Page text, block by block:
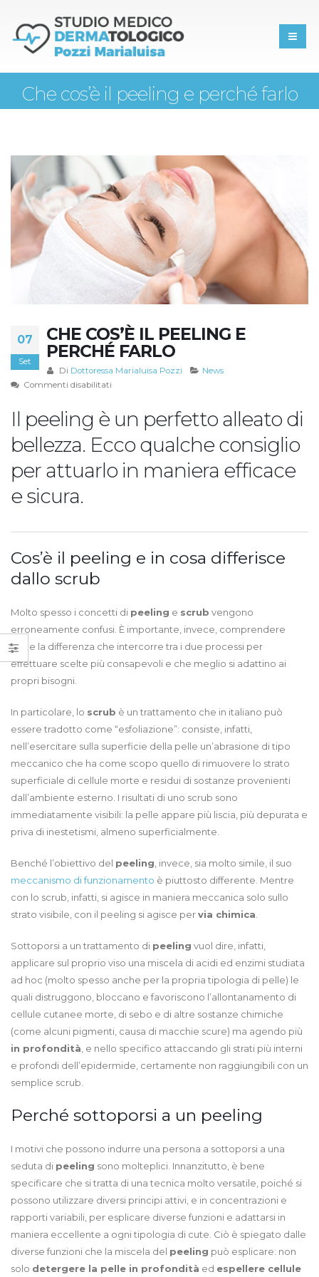
Che cos’è il peeling e perché farlo
07
Set
CHE COS’È IL PEELING E
PERCHÉ FARLO
Di Dottoressa Marialuisa Pozzi
News
Commenti disabilitatisu
peeling
perché
Il peeling è un perfetto alleato di
bellezza. Ecco qualche consiglio
per attuarlo in maniera efficace
e sicura.
Cos’è il peeling e in cosa differisce
dallo scrub
Molto spesso i concetti di peeling e scrub vengono
erroneamente confusi. È importante, invece, comprendere
bene la differenza che intercorre tra i due processi per
effettuare scelte più consapevoli e che meglio si adattino ai
propri bisogni.
In particolare, lo scrub è un trattamento che in italiano può
essere tradotto come “esfoliazione”: consiste, infatti,
nell’esercitare sulla superficie della pelle un’abrasione di tipo
meccanico che ha come scopo quello di rimuovere lo strato
superficiale di cellule morte e residui di sostanze provenienti
dall’ambiente esterno. I risultati di uno scrub sono
immediatamente visibili: la pelle appare più liscia, più depurata e
priva di inestetismi, almeno superficialmente.
Benché l’obiettivo del peeling , invece, sia molto simile, il suo
meccanismo di funzionamento è piuttosto differente. Mentre
con lo scrub, infatti, si agisce in maniera meccanica solo sullo
strato visibile, con il peeling si agisce pervia chimica
Sottoporsi a un trattamento di peeling vuol dire, infatti,
applicare sul proprio viso una miscela di acidi ed enzimi studiata
ad hoc (molto spesso anche per la propria tipologia di pelle) le
quali distruggono, bloccano e favoriscono l’allontanamento di
cellule cutanee morte, di sebo e di altre sostanze chimiche
(come alcuni pigmenti, causa di macchie scure) ma agendo più
in profondità , e nello specifico attaccando gli strati più interni
e profondi dell’epidermide, certamente non raggiungibili con un
semplice scrub.
Perché sottoporsi a un peeling
I motivi che possono indurre una persona a sottoporsi a una
seduta di peeling sono molteplici. Innanzitutto, è bene
specificare che si tratta di una tecnica molto versatile, poiché si
possono utilizzare diversi principi attivi, e in concentrazioni e
rapporti variabili, per esplicare diverse funzioni e adattarsi in
maniera eccellente a ogni tipologia di cute. Ciò è spiegato dalle
diverse funzioni che la miscela del peeling può esplicare: non
solo detergere la pelle in profondità ed espellere cellule